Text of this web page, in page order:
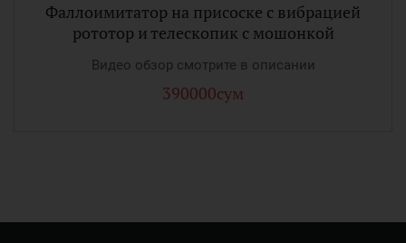
Фаллоимитатор на присоске с вибрацией
рототор и телескопик с мошонкой
Видео обзор смотрите в описании
390000сум